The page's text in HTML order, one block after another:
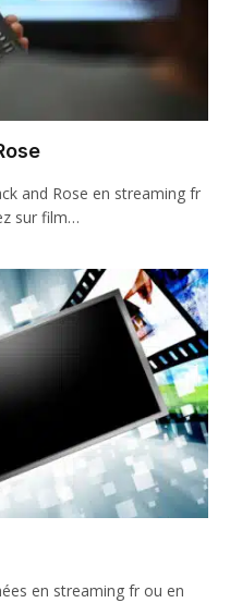
and Rose en streaming fr
sur film…
en streaming fr ou en